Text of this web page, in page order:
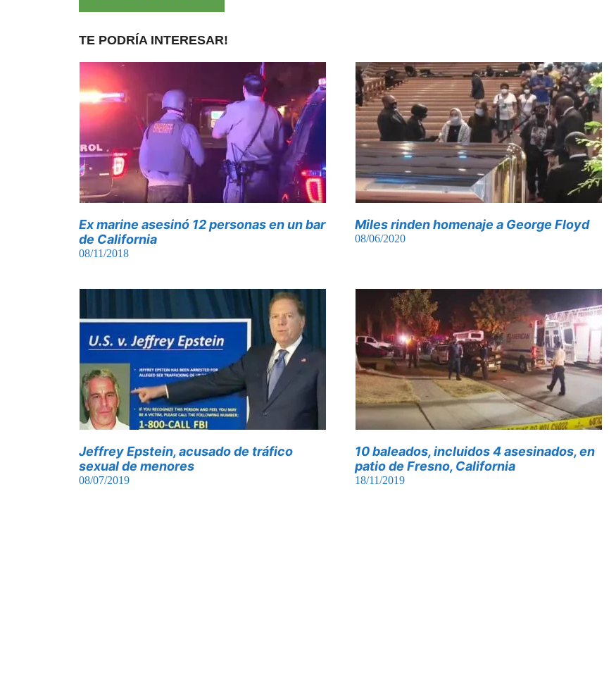
TE PODRÍA INTERESAR!
Ex marine asesinó 12 personas en un bar
de California
08/11/2018
Miles rinden homenaje a George Floyd
08/06/2020
Jeffrey Epstein, acusado de tráfico
sexual de menores
08/07/2019
10 baleados, incluidos 4 asesinados, en
patio de Fresno, California
18/11/2019